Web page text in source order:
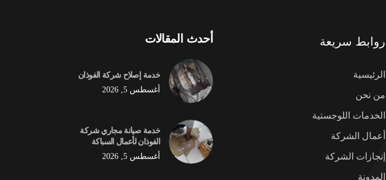
روابط سريعة
الرئيسية
من نحن
الخدمات اللوجستية
أعمال الشركة
إنجازات الشركة
المدونة
أحدث المقالات
خدمة إصلاح شركة الفوذان
أغسطس 5, 2026
خدمة صيانة مجاري شركة
الفوذان لأعمال السباكة
أغسطس 5, 2026